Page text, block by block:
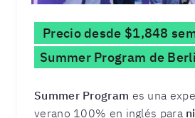
Precio desde $1,848
Summer Program de
Summer Program es una
verano 100% en inglés para